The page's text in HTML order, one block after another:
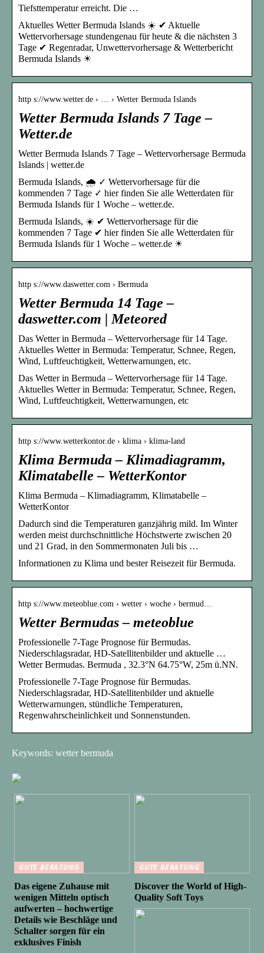
Tiefsttemperatur erreicht. Die …
Aktuelles Wetter Bermuda Islands ☀️ ✔ Aktuelle
Wettervorhersage stundengenau für heute & die nächsten 3
Tage ✔ Regenradar, Unwettervorhersage & Wetterbericht
Bermuda Islands ☀
http s://www.wetter.de › … › Wetter Bermuda Islands
Wetter Bermuda Islands 7 Tage –
Wetter.de
Wetter Bermuda Islands 7 Tage – Wettervorhersage Bermuda
Islands | wetter.de
Bermuda Islands, 🌧️ ✓ Wettervorhersage für die
kommenden 7 Tage ✓ hier finden Sie alle Wetterdaten für
Bermuda Islands für 1 Woche – wetter.de.
Bermuda Islands, ☀️ ✔ Wettervorhersage für die
kommenden 7 Tage ✔ hier finden Sie alle Wetterdaten für
Bermuda Islands für 1 Woche – wetter.de ☀
http s://www.daswetter.com › Bermuda
Wetter Bermuda 14 Tage –
daswetter.com | Meteored
Das Wetter in Bermuda – Wettervorhersage für 14 Tage.
Aktuelles Wetter in Bermuda: Temperatur, Schnee, Regen,
Wind, Luftfeuchtigkeit, Wetterwarnungen, etc.
Das Wetter in Bermuda – Wettervorhersage für 14 Tage.
Aktuelles Wetter in Bermuda: Temperatur, Schnee, Regen,
Wind, Luftfeuchtigkeit, Wetterwarnungen, etc
http s://www.wetterkontor.de › klima › klima-land
Klima Bermuda – Klimadiagramm,
Klimatabelle – WetterKontor
Klima Bermuda – Klimadiagramm, Klimatabelle –
WetterKontor
Dadurch sind die Temperaturen ganzjährig mild. Im Winter
werden meist durchschnittliche Höchstwerte zwischen 20
und 21 Grad, in den Sommermonaten Juli bis …
Informationen zu Klima und bester Reisezeit für Bermuda.
http s://www.meteoblue.com › wetter › woche › bermud…
Wetter Bermudas – meteoblue
Professionelle 7-Tage Prognose für Bermudas.
Niederschlagsradar, HD-Satellitenbilder und aktuelle …
Wetter Bermudas. Bermuda , 32.3°N 64.75°W, 25m ü.NN.
Professionelle 7-Tage Prognose für Bermudas.
Niederschlagsradar, HD-Satellitenbilder und aktuelle
Wetterwarnungen, stündliche Temperaturen,
Regenwahrscheinlichkeit und Sonnenstunden.
Keywords: wetter bermuda
GUTE BERATUNG
Das eigene Zuhause mit
wenigen Mitteln optisch
aufwerten – hochwertige
Details wie Beschläge und
Schalter sorgen für ein
exklusives Finish
GUTE BERATUNG
Discover the World of High-
Quality Soft Toys